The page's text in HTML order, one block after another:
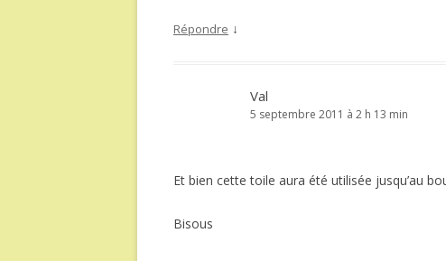
Répondre ↓
Val
5 septembre 2011 à 2 h 13 min
Et bien cette toile aura été utilisée jusqu’au
Bisous